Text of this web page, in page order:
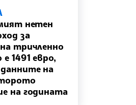
нетен
за
тричленно
1491 евро,
на
на годината